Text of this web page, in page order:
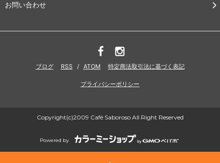
お問い合わせ
ブログ RSS / ATOM 特定商法取引法に基づく表記
プライバシーポリシー
Copyright(c)2009 Café Saboroso All Right Reserved
Powered by